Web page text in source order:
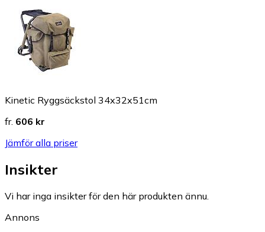
Kinetic Ryggsäckstol 34x32x51cm
fr. 606 kr
Jämför alla priser
Insikter
Vi har inga insikter för den här produkten ännu.
Annons